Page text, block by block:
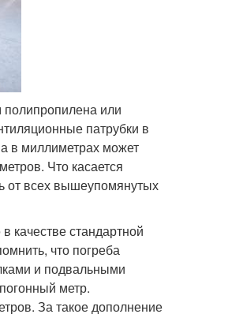
полипропилена или
патрубки в
в миллиметрах может
Что касается
от всех вышеупомянутых
качестве стандартной
что погреба
и подвальными
метр.
За такое дополнение